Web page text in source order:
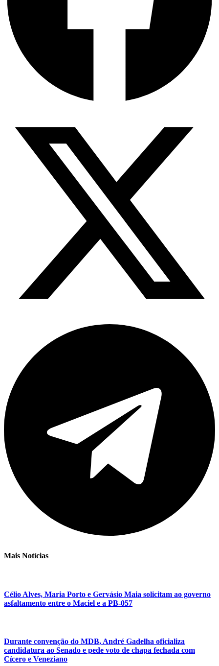
Mais Notícias
Célio Alves, Maria Porto e Gervásio Maia solicitam ao governo
asfaltamento entre o Maciel e a PB-057
Durante convenção do MDB, André Gadelha oficializa
candidatura ao Senado e pede voto de chapa fechada com
Cícero e Veneziano